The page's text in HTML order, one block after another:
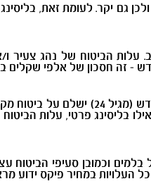
גם יקר. לעומת זאת,
עלות הביטוח של נהג צעיר
- זה חסכון של אלפי שקלים
מנהלת הליסינג הפרטי באלבר, נועה וולודרסקי: "רק לשם המחשה,
אף סכום יותר גבוה ואילו בליסינג
וכמובן סעיפי הביטוח
העלויות במחיר פיקס ידוע